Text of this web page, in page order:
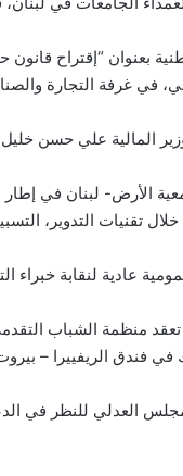
وطنية بعنوان “إقتراح
في غرفة التجارة
لجمعية الأرض- لبنان
تقنيات التدوير،
منظمة الشباب
في فندق الريفييرا –